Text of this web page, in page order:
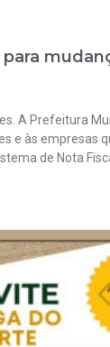
A Prefeitura
e às empresas
de Nota